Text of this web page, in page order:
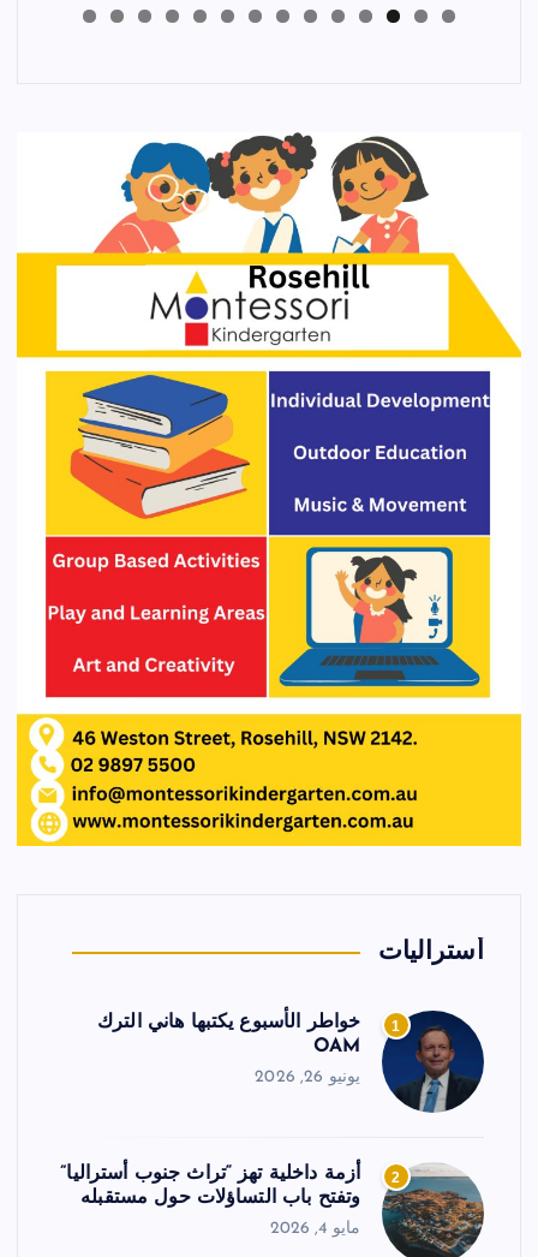
أستراليات
1
خواطر الأسبوع يكتبها هاني الترك
OAM
يونيو 26, 2026
2
أزمة داخلية تهز “تراث جنوب أستراليا”
وتفتح باب التساؤلات حول مستقبله
مايو 4, 2026